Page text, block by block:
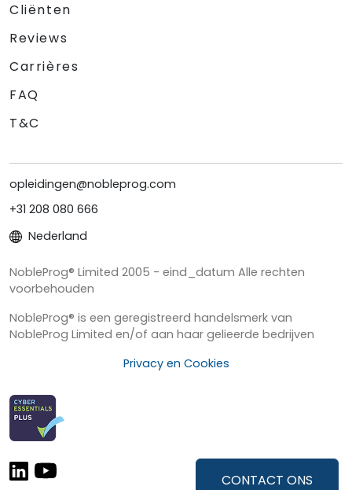
CONTACT ONS
Cliënten
Reviews
Carrières
FAQ
T&C
opleidingen@nobleprog.com
+31 208 080 666
Nederland
NobleProg® Limited 2005 - eind_datum Alle rechten
voorbehouden
NobleProg® is een geregistreerd handelsmerk van
NobleProg Limited en/of aan haar gelieerde bedrijven
Privacy en Cookies